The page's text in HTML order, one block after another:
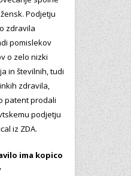
Podjetju
zdravila
pomislekov
o zelo nizki
in številnih, tudi
zdravila,
patent prodali
podjetju
iz ZDA.
ima kopico